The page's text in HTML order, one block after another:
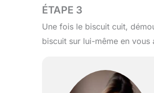
ÉTAPE 3
Une fois le biscuit cuit,
biscuit sur lui-même en